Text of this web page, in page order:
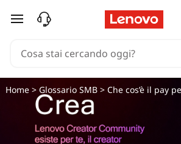
C
c
passa a contenuto principale
Home> Glossario SMB> Che cos’è il pay